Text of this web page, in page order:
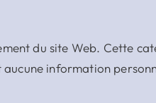
du site Web. Cette
information